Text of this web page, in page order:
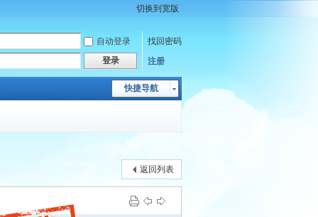
切换到宽版
自动登录
找回密码
登录
注册
快捷导航
返回列表